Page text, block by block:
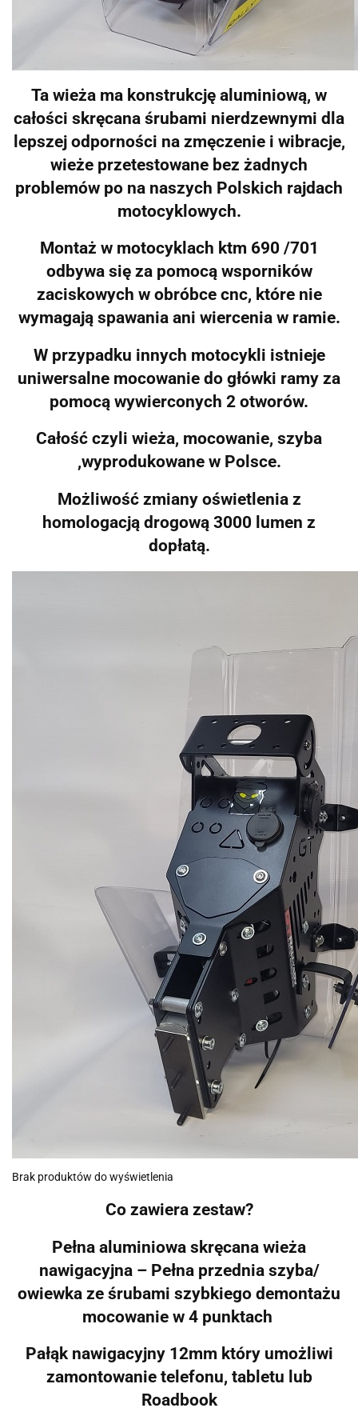
Ta wieża ma konstrukcję aluminiową, w
całości skręcana śrubami nierdzewnymi dla
lepszej odporności na zmęczenie i wibracje,
wieże przetestowane bez żadnych
problemów po na naszych Polskich rajdach
motocyklowych.
Montaż w motocyklach ktm 690 /701
odbywa się za pomocą wsporników
zaciskowych w obróbce cnc, które nie
wymagają spawania ani wiercenia w ramie.
W przypadku innych motocykli istnieje
uniwersalne mocowanie do główki ramy za
pomocą wywierconych 2 otworów.
Całość czyli wieża, mocowanie, szyba
,wyprodukowane w Polsce.
Możliwość zmiany oświetlenia z
homologacją drogową 3000 lumen z
dopłatą.
Brak produktów do wyświetlenia
Co zawiera zestaw?
Pełna aluminiowa skręcana wieża
nawigacyjna – Pełna przednia szyba/
owiewka ze śrubami szybkiego demontażu
mocowanie w 4 punktach
Pałąk nawigacyjny 12mm który umożliwi
zamontowanie telefonu, tabletu lub
Roadbook